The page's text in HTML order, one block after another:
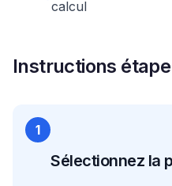
calcul
Instructions
1
Sélectionnez la